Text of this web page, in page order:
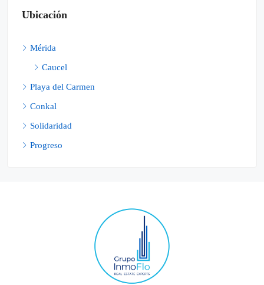
Ubicación
Mérida
Caucel
Playa del Carmen
Conkal
Solidaridad
Progreso